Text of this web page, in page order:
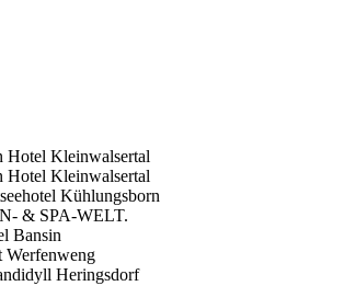
Hotel Kleinwalsertal
Hotel Kleinwalsertal
Kühlungsborn
& SPA-WELT.
Bansin
Werfenweng
Heringsdorf